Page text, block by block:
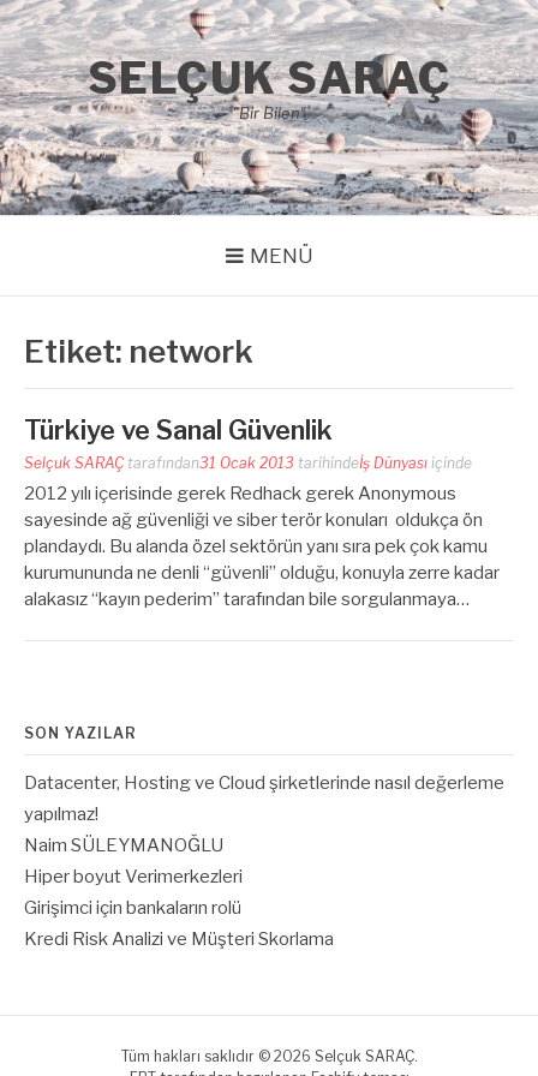
İçeriğe
atla
SELÇUK SARAÇ
"Bir Bilen"
MENÜ
Etiket: network
Türkiye ve Sanal Güvenlik
Selçuk SARAÇtarafından31 Ocak 2013 tarihindeİş Dünyası içinde
2012 yılı içerisinde gerek Redhack gerek Anonymous
sayesinde ağ güvenliği ve siber terör konuları oldukça ön
plandaydı. Bu alanda özel sektörün yanı sıra pek çok kamu
kurumununda ne denli “güvenli” olduğu, konuyla zerre kadar
alakasız “kayın pederim” tarafından bile sorgulanmaya…
SON YAZILAR
Datacenter, Hosting ve Cloud şirketlerinde nasıl değerleme
yapılmaz!
Naim SÜLEYMANOĞLU
Hiper boyut Verimerkezleri
Girişimci için bankaların rolü
Kredi Risk Analizi ve Müşteri Skorlama
Tüm hakları saklıdır © 2026 Selçuk SARAÇ.